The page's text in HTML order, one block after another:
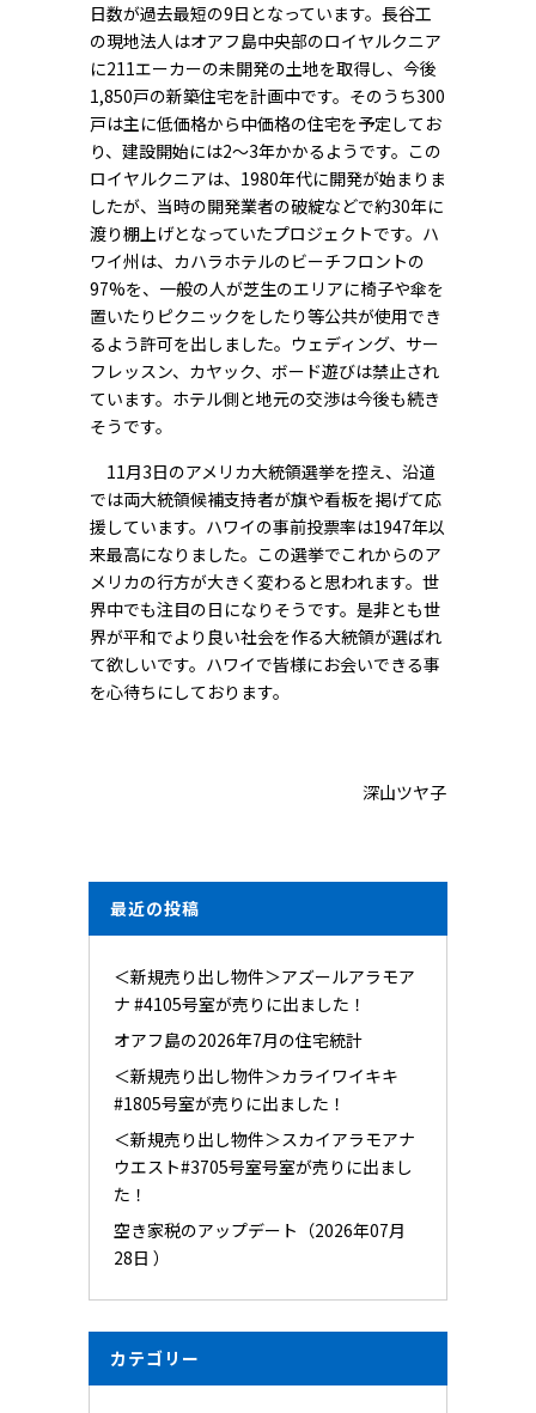
日数が過去最短の9日となっています。長谷工
の現地法人はオアフ島中央部のロイヤルクニア
に211エーカーの未開発の土地を取得し、今後
1,850戸の新築住宅を計画中です。そのうち300
戸は主に低価格から中価格の住宅を予定してお
り、建設開始には2～3年かかるようです。この
ロイヤルクニアは、1980年代に開発が始まりま
したが、当時の開発業者の破綻などで約30年に
渡り棚上げとなっていたプロジェクトです。ハ
ワイ州は、カハラホテルのビーチフロントの
97%を、一般の人が芝生のエリアに椅子や傘を
置いたりピクニックをしたり等公共が使用でき
るよう許可を出しました。ウェディング、サー
フレッスン、カヤック、ボード遊びは禁止され
ています。ホテル側と地元の交渉は今後も続き
そうです。
11月3日のアメリカ大統領選挙を控え、沿道
では両大統領候補支持者が旗や看板を掲げて応
援しています。ハワイの事前投票率は1947年以
来最高になりました。この選挙でこれからのア
メリカの行方が大きく変わると思われます。世
界中でも注目の日になりそうです。是非とも世
界が平和でより良い社会を作る大統領が選ばれ
て欲しいです。ハワイで皆様にお会いできる事
を心待ちにしております。
深山ツヤ子
最近の投稿
＜新規売り出し物件＞アズールアラモア
ナ #4105号室が売りに出ました！
オアフ島の2026年7月の住宅統計
＜新規売り出し物件＞カライワイキキ
#1805号室が売りに出ました！
＜新規売り出し物件＞スカイアラモアナ
ウエスト#3705号室号室が売りに出まし
た！
空き家税のアップデート（2026年07月
28日 ）
カテゴリー